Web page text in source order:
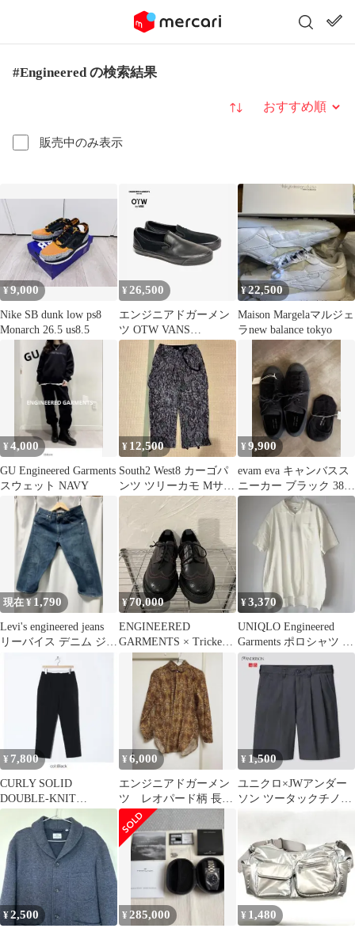
#Engineered の検索結果
販売中のみ表示
並び替え
¥9,000
Nike SB dunk low ps8
Monarch 26.5 us8.5
¥ 26,500
エンジニアドガーメン
ツ OTW VANS
CLASSIC SLIP-ON27.5
¥22,500
Maison Margelaマルジェ
ラnew balance tokyo
¥4,000
GU Engineered Garments
スウェット NAVY
¥ 12,500
South2 West8 カーゴパ
ンツ ツリーカモ Mサイ
ズ
¥9,900
evam eva キャンバスス
ニーカー ブラック 38
新品
現在 ¥ 1,790
Levi's engineered jeans
リーバイス デニム ジー
¥70,000
ENGINEERED
GARMENTS × Tricker’s
- BROGUE
¥3,370
UNIQLO Engineered
Garments ポロシャツ ホ
ワイト2XL
¥ 7,800
CURLY SOLID
DOUBLE-KNIT
TAPERED PANTS
¥6,000
エンジニアドガーメン
ツ レオパード柄 長袖
シャツUSA製
¥ 1,500
ユニクロ×JWアンダー
ソン ツータックチノシ
ョートパンツ ダークグ
¥2,500 ¥ 285,000 ¥ 1,480